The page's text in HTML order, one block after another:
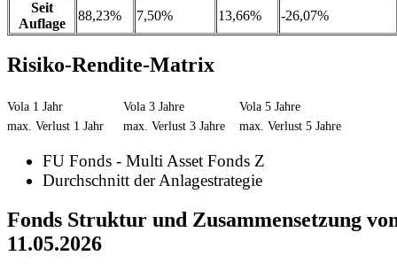
Seit
Auflage
88,23% 7,50% 13,66% -26,07%
Risiko-Rendite-Matrix
Vola 1 Jahr Vola 3 Jahre
Vola 5 Jahre
max. Verlust 1 Jahr
max. Verlust 3 Jahre max. Verlust 5 Jahre
FU Fonds - Multi Asset Fonds Z
Durchschnitt der Anlagestrategie
Fonds Struktur und Zusammensetzung
11.05.2026